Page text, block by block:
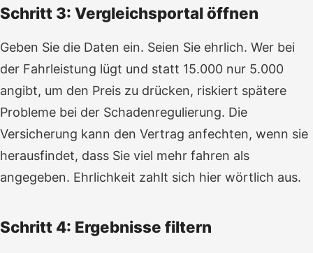
Schritt 3: Vergleichsportal öffnen
Geben Sie die Daten ein. Seien Sie ehrlich. Wer bei
der Fahrleistung lügt und statt 15.000 nur 5.000
angibt, um den Preis zu drücken, riskiert spätere
Probleme bei der Schadenregulierung. Die
Versicherung kann den Vertrag anfechten, wenn sie
herausfindet, dass Sie viel mehr fahren als
angegeben. Ehrlichkeit zahlt sich hier wörtlich aus.
Schritt 4: Ergebnisse filtern